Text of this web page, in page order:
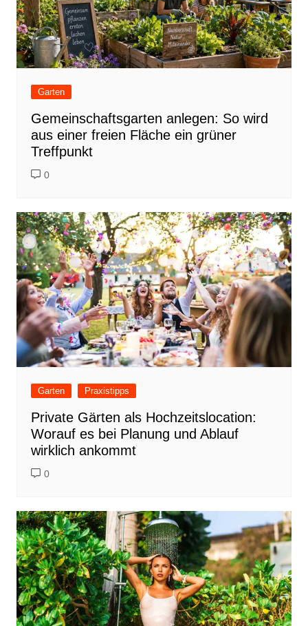
Garten
Gemeinschaftsgarten anlegen: So wird
aus einer freien Fläche ein grüner
Treffpunkt
0
Garten Praxistipps
Private Gärten als Hochzeitslocation:
Worauf es bei Planung und Ablauf
wirklich ankommt
0